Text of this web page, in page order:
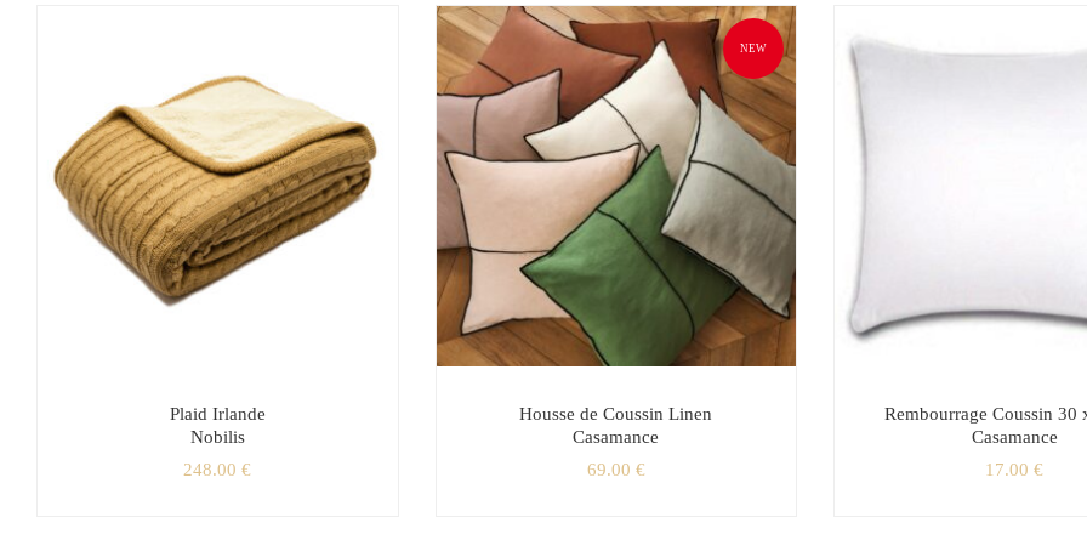
Plaid Irlande
Nobilis
248.00€
NEW
Housse de Coussin Linen
Casamance
69.00 €
Rembourrage Coussin 30
Casamance
17.00€